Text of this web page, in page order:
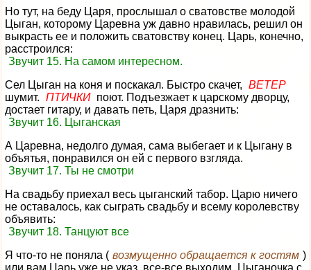
Но тут, на беду Царя, прослышал о сватовстве молодой
Цыган, которому Царевна уж давно нравилась, решил он
выкрасть ее и положить сватовству конец. Царь, конечно,
расстроился:
Звучит 15. На самом интересном.
Сел Цыган на коня и поскакал. Быстро скачет, ВЕТЕР
шумит. ПТИЧКИ поют. Подъезжает к царскому дворцу,
достает гитару, и давать петь, Царя дразнить:
Звучит 16. Цыганская
А Царевна, недолго думая, сама выбегает и к Цыгану в
объятья, понравился он ей с первого взгляда.
Звучит 17. Ты не смотри
На свадьбу приехал весь цыганский табор. Царю ничего
не оставалось, как сыграть свадьбу и всему королевству
объявить:
Звучит 18. Танцуют все
Я что-то не поняла ( возмущенно обращается к гостям )
или вам Царь уже не указ, все-все выходим. Цыганочка с